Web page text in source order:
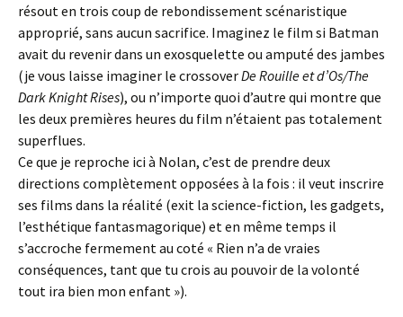
résout en trois coup de rebondissement scénaristique
approprié, sans aucun sacrifice. Imaginez le film si Batman
avait du revenir dans un exosquelette ou amputé des jambes
(je vous laisse imaginer le crossoverDe Rouille et d’Os/The
Dark Knight Rises), ou n’importe quoi d’autre qui montre que
les deux premières heures du film n’étaient pas totalement
superflues.
Ce que je reproche ici à Nolan, c’est de prendre deux
directions complètement opposées à la fois : il veut inscrire
ses films dans la réalité (exit la science-fiction, les gadgets,
l’esthétique fantasmagorique) et en même temps il
s’accroche fermement au coté « Rien n’a de vraies
conséquences, tant que tu crois au pouvoir de la volonté
tout ira bien mon enfant »).